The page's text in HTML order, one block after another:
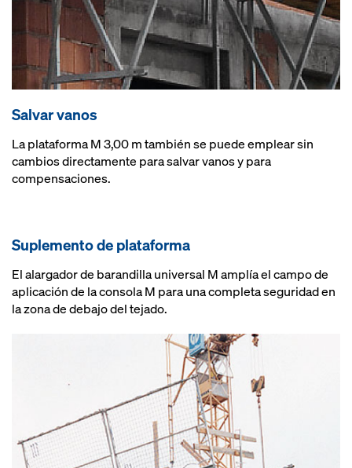
Salvar vanos
La plataforma M 3,00 m también se puede emplear sin
cambios directamente para salvar vanos y para
compensaciones.
Suplemento de plataforma
El alargador de barandilla universal M amplía el campo de
aplicación de la consola M para una completa seguridad en
la zona de debajo del tejado.